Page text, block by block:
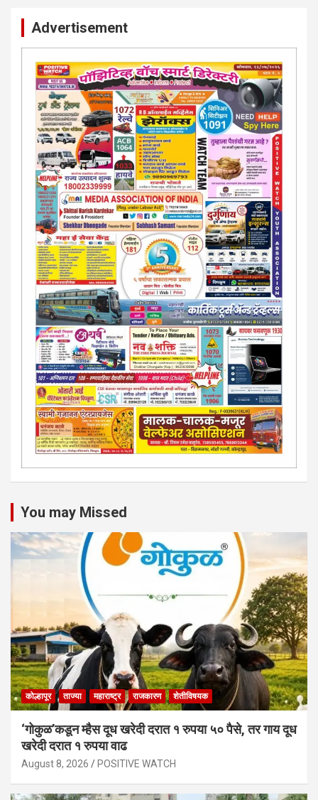
Advertisement
You may Missed
कोल्हापूर ताज्या महाराष्ट्र राजकारण शेतीविषयक
‘गोकुळ’कडून म्हैस दूध खरेदी दरात १ रुपया ५० पैसे, तर गाय दूध
खरेदी दरात १ रुपया वाढ
August 8, 2026 POSITIVE WATCH